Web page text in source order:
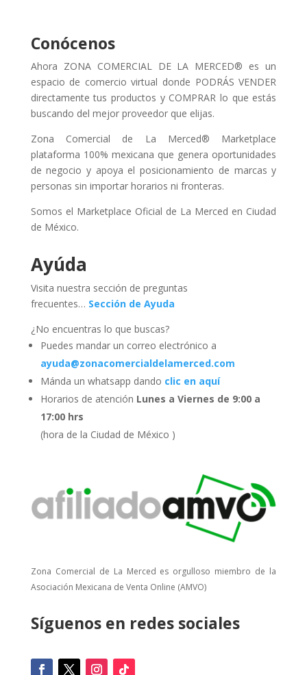
Conócenos
Ahora ZONA COMERCIAL DE LA MERCED® es un
espacio de comercio virtual donde PODRÁS VENDER
directamente tus productos y COMPRAR lo que estás
buscando del mejor proveedor que elijas.
Zona Comercial de La Merced® Marketplace
plataforma 100% mexicana que genera oportunidades
de negocio y apoya el posicionamiento de marcas y
personas sin importar horarios ni fronteras.
Somos el Marketplace Oficial de La Merced en Ciudad
de México.
Ayúda
Visita nuestra sección de preguntas
frecuentes… Sección de Ayuda
¿No encuentras lo que buscas?
Puedes mandar un correo electrónico a
ayuda@zonacomercialdelamerced.com
Mánda un whatsapp dando clic en aquí
Horarios de atención Lunes a Viernes de 9:00 a
17:00 hrs
(hora de la Ciudad de México )
Zona Comercial de La Merced es orgulloso miembro de la
Asociación Mexicana de Venta Online (AMVO)
Síguenos en redes sociales